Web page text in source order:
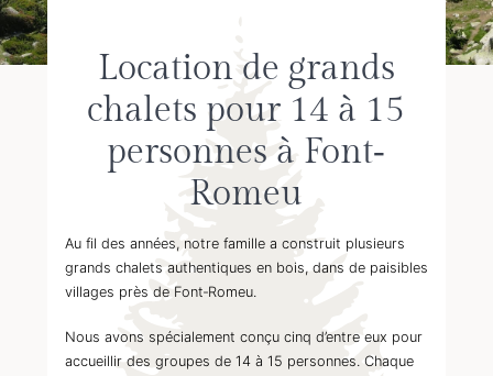
Location de grands
chalets pour 14 à 15
personnes à Font‐
Romeu
Au fil des années, notre famille a construit plusieurs
grands chalets authentiques en bois, dans de paisibles
villages près de Font‐Romeu.
Nous avons spécialement conçu cinq d’entre eux pour
accueillir des groupes de 14 à 15 personnes. Chaque